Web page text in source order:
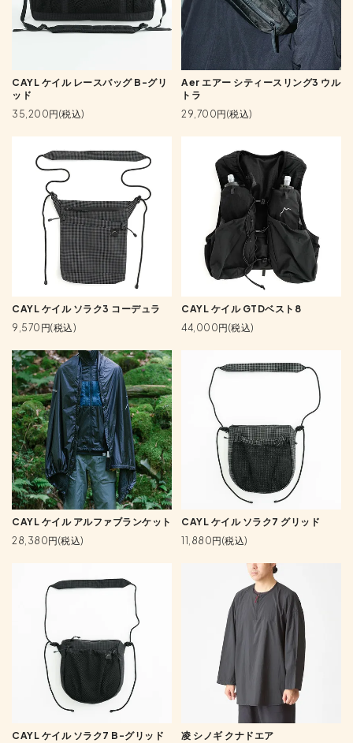
CAYL ケイル レースバッグ B-グリ
ッド
35,200円(税込)
Aer エアー シティースリング3 ウル
トラ
29,700円(税込)
CAYL ケイル ソラク3 コーデュラ
9,570円(税込)
CAYL ケイル GTDベスト8
44,000円(税込)
CAYL ケイル アルファブランケット
28,380円(税込)
CAYL ケイル ソラク7 グリッド
11,880円(税込)
CAYL ケイル ソラク7 B-グリッド
凌 シノギ クナドエア